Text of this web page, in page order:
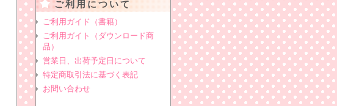
ご利用について
ご利用ガイド（書籍）
ご利用ガイト（ダウンロード商
品）
営業日、出荷予定日について
特定商取引法に基づく表記
お問い合わせ